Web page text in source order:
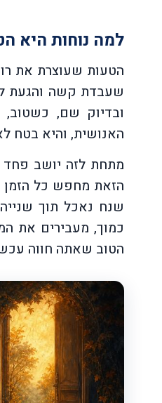
למה נוחות היא
הטעות שעוצרת את
שעבדת קשה והגעת
ובדיוק שם,
האנושית, והיא בטח
מתחת לזה יושב
הזאת מחפש כל הזמן
שנח נאכל תוך
כמוך, מעבירים את
הטוב שאתה חווה